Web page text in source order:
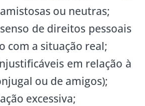
ou neutras;
de direitos pessoais
com a situação real;
em relação à
ou de amigos);
excessiva;